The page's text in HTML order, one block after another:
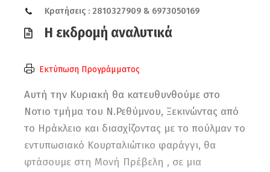
Κρατήσεις : 2810327909 & 6973050169
Η εκδρομή αναλυτικά
Εκτύπωση Προγράμματος
Αυτή την Κυριακή θα κατευθυνθούμε στο
Νοτιο τμήμα του Ν.Ρεθύμνου, Ξεκινώντας από
το Ηράκλειο και διασχίζοντας με το πούλμαν το
εντυπωσιακό Κουρταλιώτικο φαράγγι, θα
φτάσουμε στη Μονή Πρέβελη , σε μια